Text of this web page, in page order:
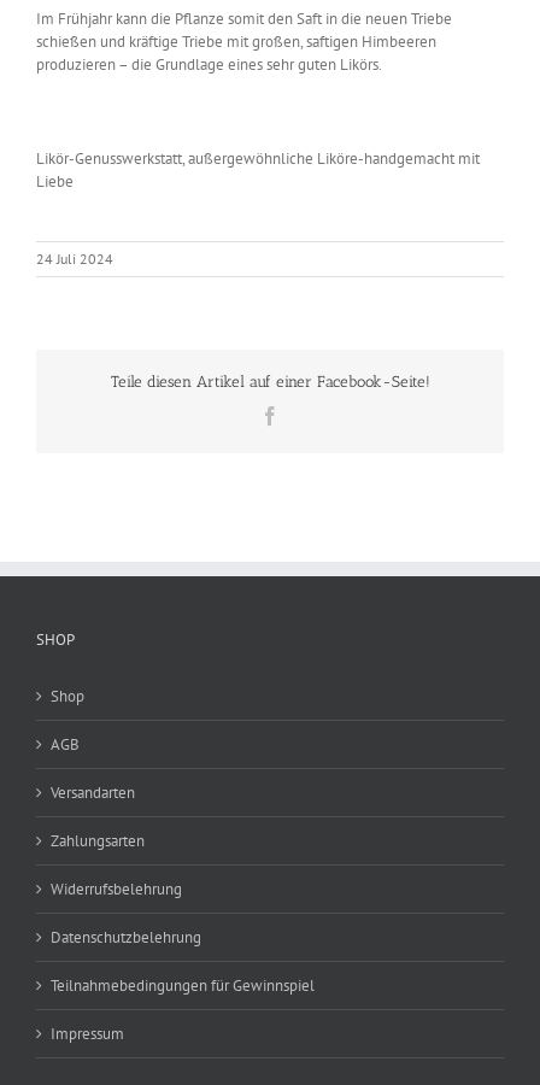
Im Frühjahr kann die Pflanze somit den Saft in die neuen Triebe
schießen und kräftige Triebe mit großen, saftigen Himbeeren
produzieren – die Grundlage eines sehr guten Likörs.
Likör-Genusswerkstatt, außergewöhnliche Liköre-handgemacht mit
Liebe
24 Juli 2024
Teile diesen Artikel auf einer Facebook-Seite!
SHOP
Shop
AGB
Versandarten
Zahlungsarten
Widerrufsbelehrung
Datenschutzbelehrung
Teilnahmebedingungen für Gewinnspiel
Impressum